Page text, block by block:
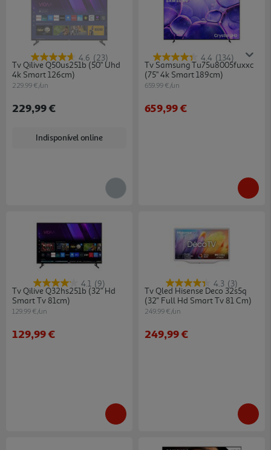
4.6 (23)
Tv Qilive Q50us251b (50" Uhd
4k Smart 126cm)
229.99 €/un
229,99 €
Indisponível online
4.4 (134)
Tv Samsung Tu75u8005fuxxc
(75" 4k Smart 189cm)
659.99 €/un
659,99 €
4.1 (9)
Tv Qilive Q32hs251b (32" Hd
Smart Tv 81cm)
129.99 €/un
129,99 €
4.3 (3)
Tv Qled Hisense Deco 32s5q
(32'' Full Hd Smart Tv 81 Cm)
249.99 €/un
249,99 €